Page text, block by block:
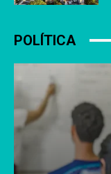
POLÍTICA